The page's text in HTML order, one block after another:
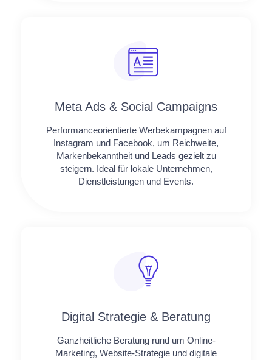
Meta Ads & Social Campaigns
Performanceorientierte Werbekampagnen auf
Instagram und Facebook, um Reichweite,
Markenbekanntheit und Leads gezielt zu
steigern. Ideal für lokale Unternehmen,
Dienstleistungen und Events.
Digital Strategie & Beratung
Ganzheitliche Beratung rund um Online-
Marketing, Website-Strategie und digitale